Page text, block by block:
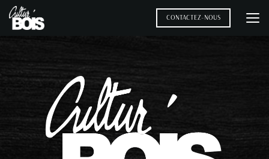
Aller
au
contenu
CONTACTEZ-NOUS